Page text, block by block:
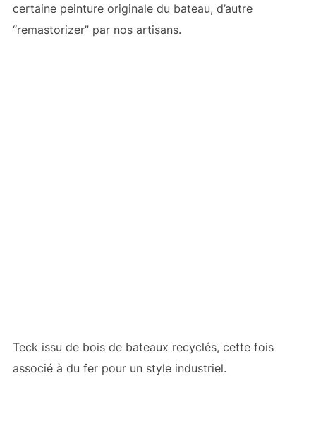
certaine peinture originale du bateau, d’autre
“remastorizer” par nos artisans.
Teck issu de bois de bateaux recyclés, cette fois
associé à du fer pour un style industriel.